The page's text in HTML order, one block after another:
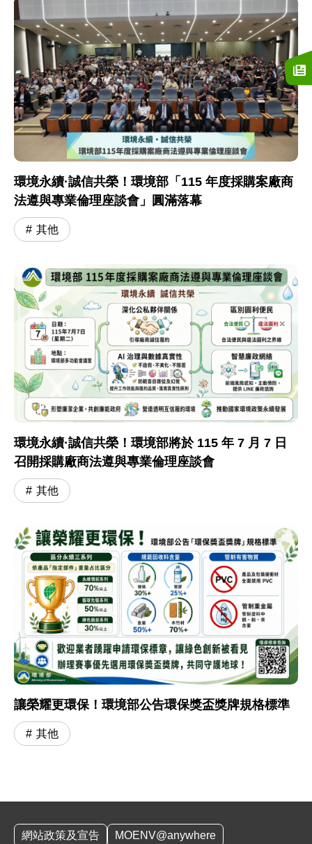
環境永續·誠信共榮！環境部「115 年度採購案廠商
法遵與專業倫理座談會」圓滿落幕
其他
環境永續·誠信共榮！環境部將於 115 年 7 月 7 日
召開採購廠商法遵與專業倫理座談會
其他
讓榮耀更環保！環境部公告環保獎盃獎牌規格標準
其他
網站政策及宣告 MOENV@anywhere